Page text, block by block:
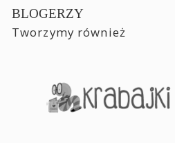
BLOGERZY
Tworzymy również